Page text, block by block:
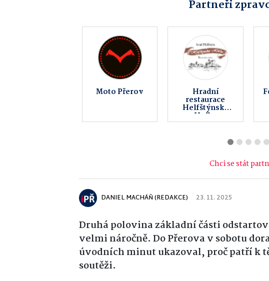
Partneři
Obec Beňov OKNOREALIT
s.r.o.
Chci se stát
DANIEL MACHÁŇ (REDAKCE) 23. 11. 2025
Druhá polovina základní části
velmi náročně. Do Přerova v sobotu
úvodních minut ukazoval, proč patří k
soutěži.